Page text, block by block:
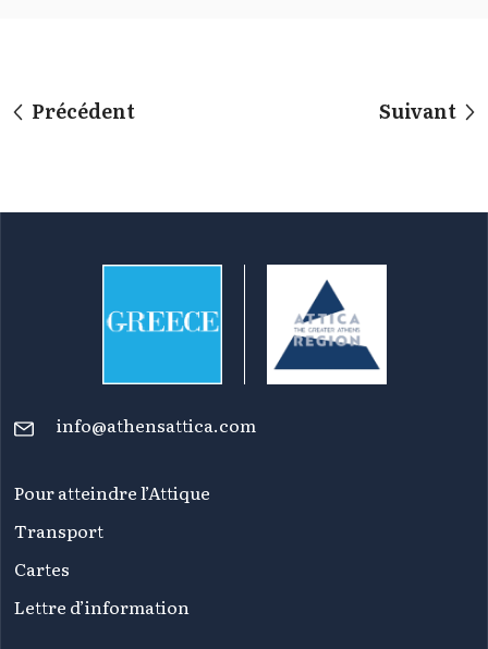
Précédent Suivant
info@athensattica.com
Pour atteindre l’Attique
Transport
Cartes
Lettre d’information